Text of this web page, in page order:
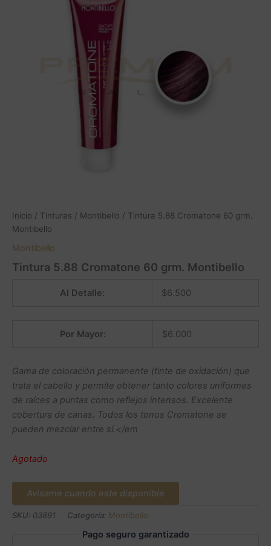
Inicio / Tinturas / Montibello / Tintura 5.88 Cromatone 60 grm.
Montibello
Montibello
Tintura 5.88 Cromatone 60 grm. Montibello
Al Detalle: $6.500
Por Mayor: $6.000
Gama de coloración permanente (tinte de oxidación) que
trata el cabello y permite obtener tanto colores uniformes
de raíces a puntas como reflejos intensos. Excelente
cobertura de canas. Todos los tonos Cromatone se
pueden mezclar entre sí.</em
Agotado
Avísame cuando este disponible
SKU: 03891 Categoría: Montibello
Pago seguro garantizado